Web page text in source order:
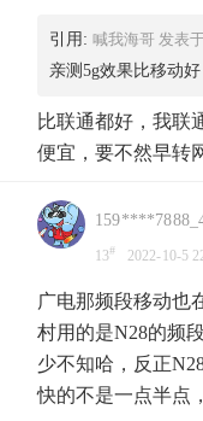
引用: 喊我海哥 发表
亲测5g效果比移动好
比联通都好，我联
便宜，要不然早转
13# 2022-10-5
广电那频段移动也
村用的是N28的频
少不知哈，反正
快的不是一点半点